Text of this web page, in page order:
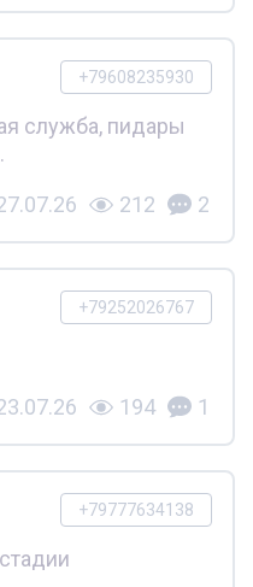
+79608235930
служба, пидары
212 2
+79252026767
194 1
+79777634138